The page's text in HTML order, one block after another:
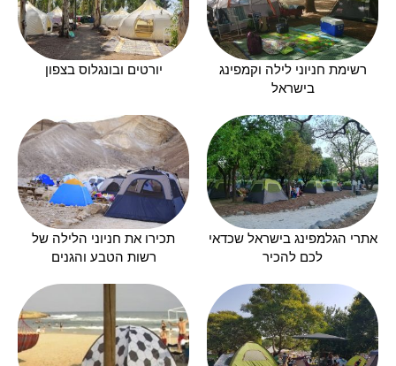
רשימת חניוני לילה וקמפינג
בישראל
יורטים ובונגלוס בצפון
אתרי הגלמפינג בישראל שכדאי
לכם להכיר
תכירו את חניוני הלילה של
רשות הטבע והגנים